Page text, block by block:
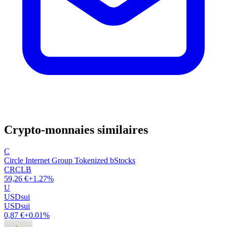
Crypto-monnaies similaires
C
Circle Internet Group Tokenized bStocks
CRCLB
59,26 €+1.27%
U
USDsui
USDsui
0,87 €+0.01%